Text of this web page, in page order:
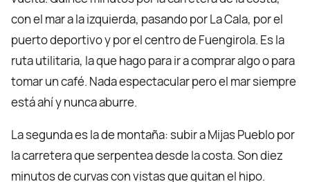
con el mar a la izquierda, pasando por La Cala, por el
puerto deportivo y por el centro de Fuengirola. Es la
ruta utilitaria, la que hago para ir a comprar algo o para
tomar un café. Nada espectacular pero el mar siempre
está ahí y nunca aburre.
La segunda es la de montaña: subir a Mijas Pueblo por
la carretera que serpentea desde la costa. Son diez
minutos de curvas con vistas que quitan el hipo.